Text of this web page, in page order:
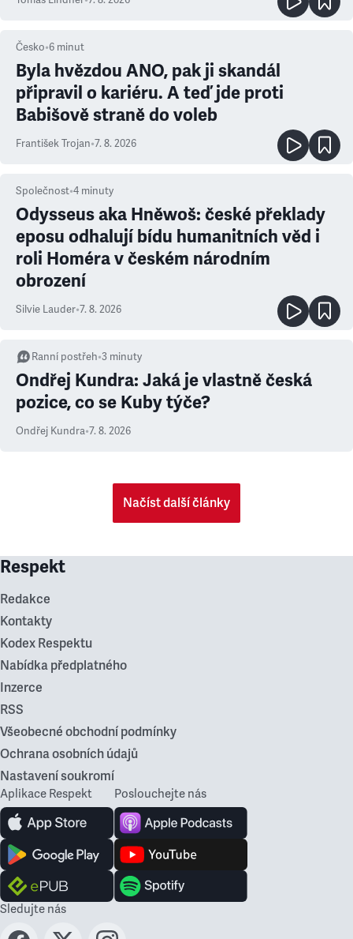
Česko•6 minut
Byla hvězdou ANO, pak ji skandál
připravil o kariéru. A teď jde proti
Babišově straně do voleb
František Trojan•7. 8. 2026
Společnost•4 minuty
Odysseus aka Hněwoš: české překlady
eposu odhalují bídu humanitních věd i
roli Homéra v českém národním
obrození
Silvie Lauder•7. 8. 2026
Ranní postřeh•3 minuty
Ondřej Kundra: Jaká je vlastně česká
pozice, co se Kuby týče?
Ondřej Kundra•7. 8. 2026
Načíst další články
Respekt
Redakce
Kontakty
Kodex Respektu
Nabídka předplatného
Inzerce
RSS
Všeobecné obchodní podmínky
Ochrana osobních údajů
Nastavení soukromí
Aplikace Respekt Poslouchejte nás
Sledujte nás